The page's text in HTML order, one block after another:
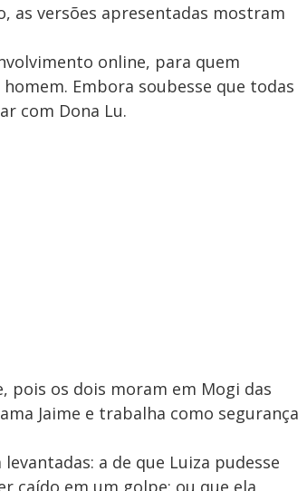
as versões apresentadas mostram
online, para quem
Embora soubesse que todas
com Dona Lu.
pois os dois moram em Mogi das
Jaime e trabalha como segurança
a de que Luiza pudesse
caído em um golpe; ou que ela